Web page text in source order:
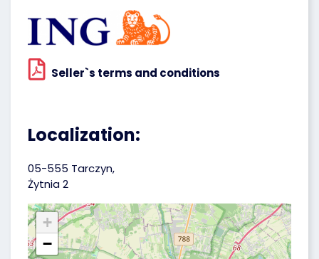
Seller`s terms and conditions
Localization:
05-555 Tarczyn,
Żytnia 2
+
−